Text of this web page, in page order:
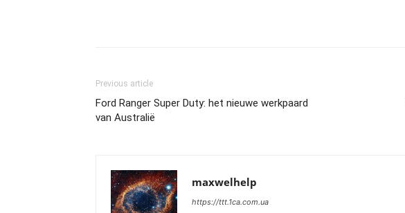
Previous article
Ford Ranger Super Duty: het nieuwe werkpaard
van Australië
maxwelhelp
https://ttt.1ca.com.ua